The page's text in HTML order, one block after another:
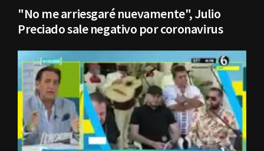
"No me arriesgaré nuevamente", Julio
Preciado sale negativo por coronavirus